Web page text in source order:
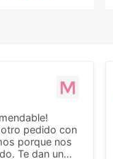
pedido con
porque nos
Te dan un